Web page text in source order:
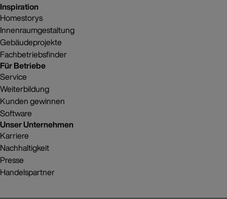
Inspiration
Homestorys
Innenraumgestaltung
Gebäudeprojekte
Fachbetriebsfinder
Für Betriebe
Service
Weiterbildung
Kunden gewinnen
Software
Unser Unternehmen
Karriere
Nachhaltigkeit
Presse
Handelspartner